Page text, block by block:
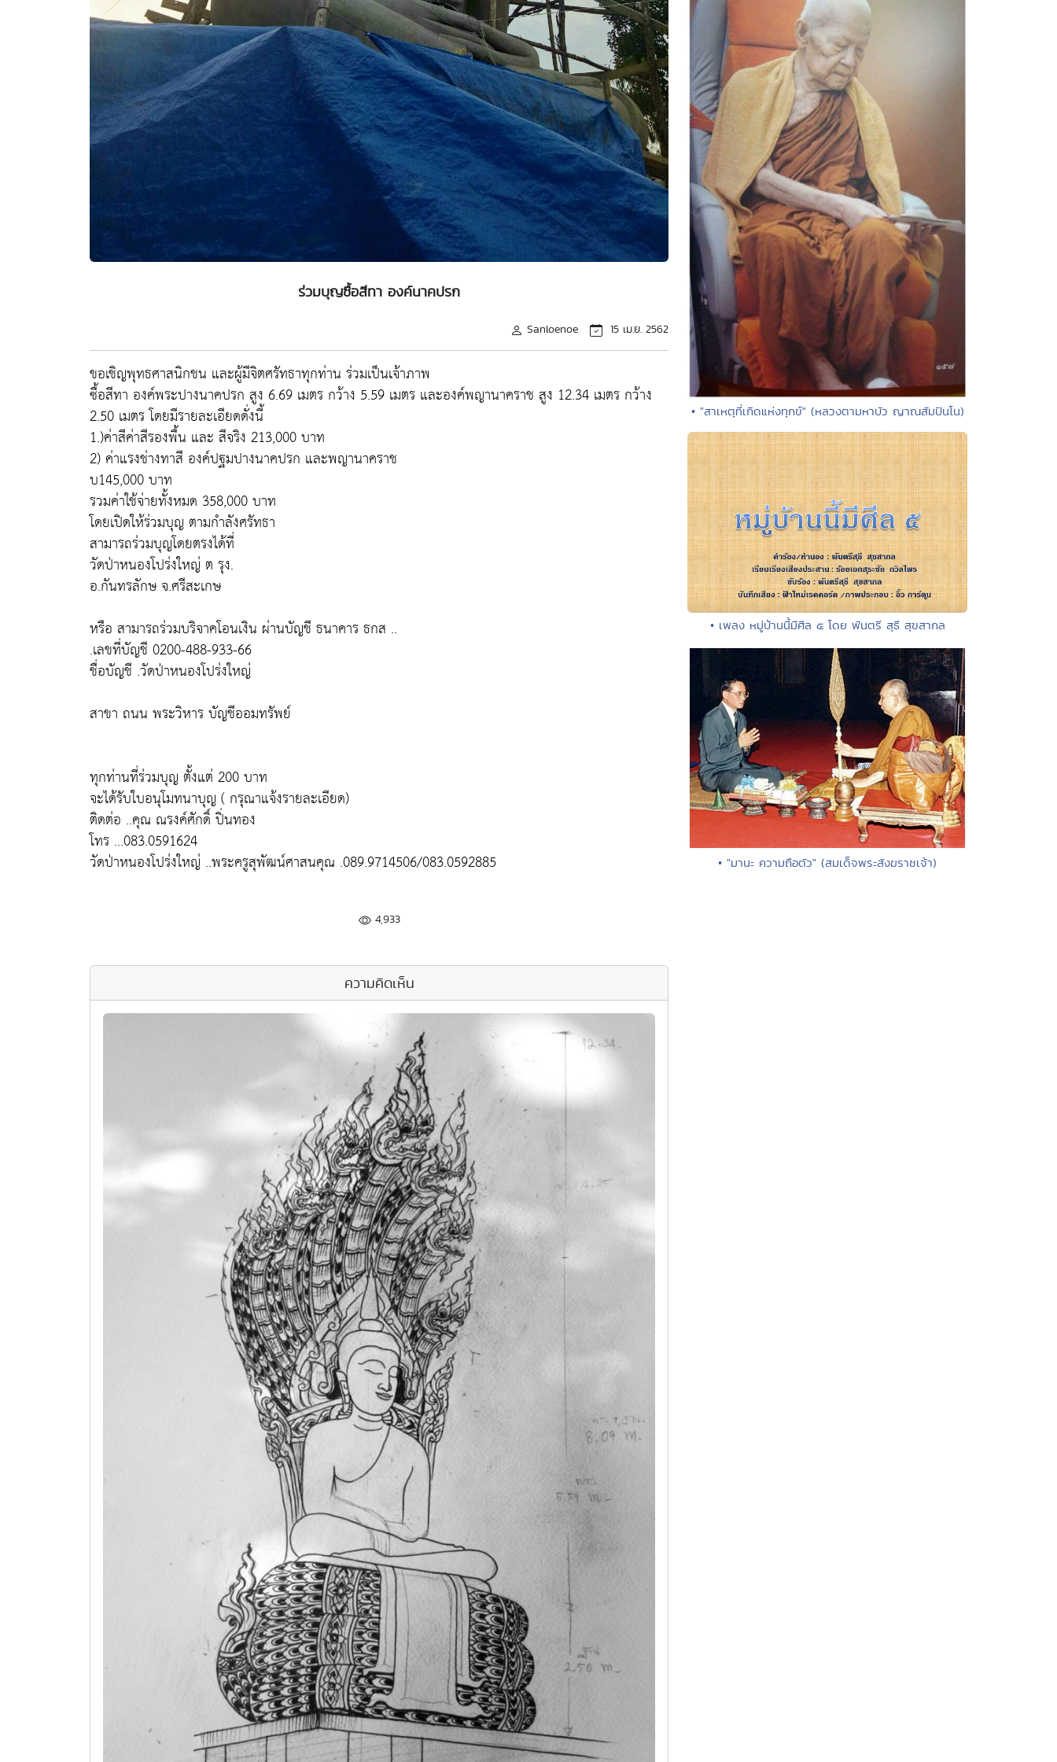
ร่วมบุญซื้อสีทา องค์นาคปรก
Sanloenoe 15 เม.ย. 2562
ขอเชิญพุทธศาสนิกชน และผู้มีจิตศรัทธาทุกท่าน ร่วมเป็นเจ้าภาพ
ซื้อสีทา องค์พระปางนาคปรก สูง 6.69 เมตร กว้าง 5.59 เมตร และองค์พญานาคราช สูง 12.34 เมตร กว้าง
2.50 เมตร โดยมีรายละเอียดดั่งนี้
1.)ค่าสีค่าสีรองพื้น และ สีจริง 213,000 บาท
2) ค่าแรงช่างทาสี องค์ปฐมปางนาคปรก และพญานาคราช
บ145,000 บาท
รวมค่าใช้จ่ายทั้งหมด 358,000 บาท
โดยเปิดให้ร่วมบุญ ตามกำลังศรัทธา
สามารถร่วมบุญโดยตรงได้ที่
วัดป่าหนองโปร่งใหญ่ ต รุง.
อ.กันทรลักษ จ.ศรีสะเกษ
หรือ สามารถร่วมบริจาคโอนเงิน ผ่านบัญชี ธนาคาร ธกส ..
.เลขที่บัญชี 0200-488-933-66
ชื่อบัญชี .วัดป่าหนองโปร่งใหญ่
สาขา ถนน พระวิหาร บัญชีออมทรัพย์
ทุกท่านที่ร่วมบุญ ตั้งแต่ 200 บาท
จะได้รับใบอนุโมทนาบุญ ( กรุณาแจ้งรายละเอียด)
ติดต่อ ..คุณ ณรงค์ศักดิ์ ปิ่นทอง
โทร ...083.0591624
วัดป่าหนองโปร่งใหญ่ ..พระครูสุพัฒน์ศาสนคุณ .089.9714506/083.0592885
4,933
ความคิดเห็น
• "สาเหตุที่เกิดแห่งทุกข์" (หลวงตามหาบัว ญาณสัมปันโน)
• เพลง หมู่บ้านนี้มีศีล ๕ โดย พันตรี สุธี สุขสากล
• "มานะ ความถือตัว" (สมเด็จพระสังฆราชเจ้า)